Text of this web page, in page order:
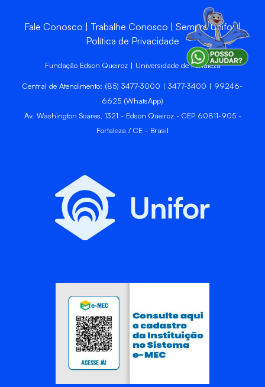
Fale Conosco Trabalhe Conosco
Sempre Unifor
Política de Privacidade
Fundação Edson Queiroz | Universidade de Fortaleza
Central de Atendimento: (85) 3477-3000 | 3477-3400 | 99246-
6625 (WhatsApp)
Av. Washington Soares, 1321 - Edson Queiroz - CEP 60811-905 -
Fortaleza / CE - Brasil